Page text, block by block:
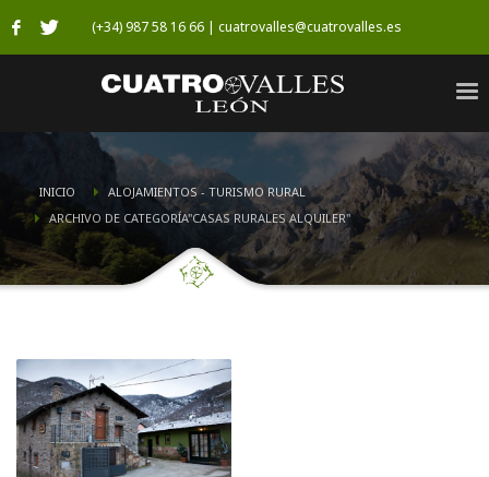
(+34) 987 58 16 66 | cuatrovalles@cuatrovalles.es
INICIO
ALOJAMIENTOS - TURISMO RURAL
ARCHIVO DE CATEGORÍA"CASAS RURALES ALQUILER"